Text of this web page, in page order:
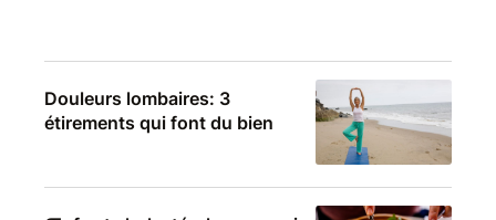
Douleurs lombaires: 3
étirements qui font du bien